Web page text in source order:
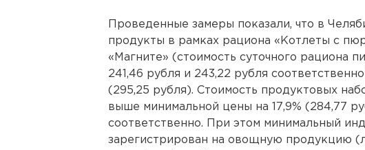
Проведенные замеры показали, что в
продукты в рамках рациона «Котлеты с
«Магните» (стоимость суточного рациона
241,46 рубля и 243,22 рубля
(295,25 рубля). Стоимость продуктовых
выше минимальной цены на 17,9% (284,77
соответственно. При этом минимальный
зарегистрирован на овощную продукцию